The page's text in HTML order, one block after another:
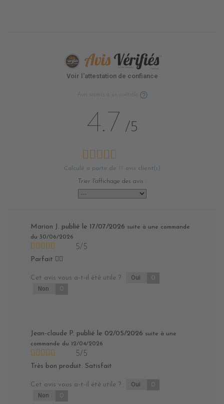
Voir l'attestation de confiance
Avis soumis à un contrôle
4.7 /5
Calculé à partir de 17 avis client(s)
Trier l'affichage des avis :
Marion J. publié le 17/07/2026 suite à une commande
du 30/06/2026
5/5
Parfait 👍🏻
Cet avis vous a-t-il été utile ? Oui 0
Non 0
Jean-claude P. publié le 02/05/2026 suite à une
commande du 12/04/2026
5/5
Très bon produit. Satisfait
Cet avis vous a-t-il été utile ? Oui 0
Non 0